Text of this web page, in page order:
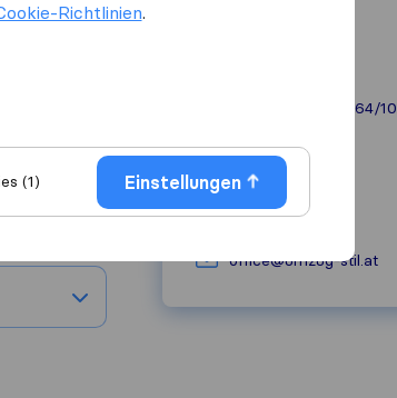
Zierglergasse 58-64/10
01 5223965
umzug-stil.at
office@umzug-stil.at
Richtlinien.
(1) Einstellungen